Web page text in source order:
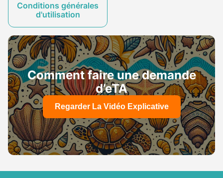
Conditions générales
d'utilisation
Comment faire une demande
d’eTA
Regarder La Vidéo Explicative